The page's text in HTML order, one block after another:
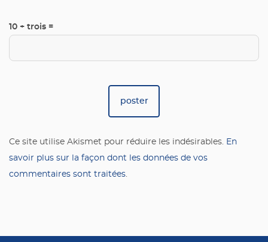
10 + trois =
Ce site utilise Akismet pour réduire les indésirables. En
savoir plus sur la façon dont les données de vos
commentaires sont traitées